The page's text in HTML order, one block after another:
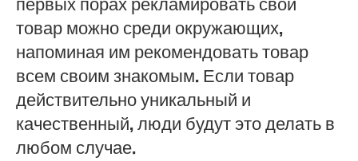
товар можно среди окружающих,
напоминая им рекомендовать товар
всем своим знакомым. Если товар
действительно уникальный и
качественный, люди будут это делать в
любом случае.